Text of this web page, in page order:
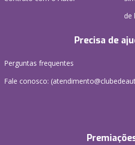
de
Precisa de
Perguntas frequentes
Fale conosco: